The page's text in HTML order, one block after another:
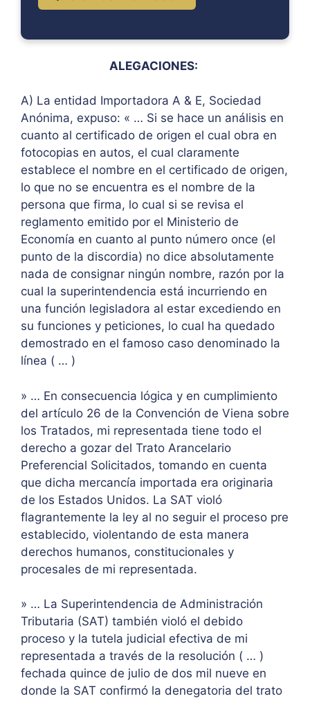
ALEGACIONES:
A) La entidad Importadora A & E, Sociedad
Anónima, expuso: « … Si se hace un análisis en
cuanto al certificado de origen el cual obra en
fotocopias en autos, el cual claramente
establece el nombre en el certificado de origen,
lo que no se encuentra es el nombre de la
persona que firma, lo cual si se revisa el
reglamento emitido por el Ministerio de
Economía en cuanto al punto número once (el
punto de la discordia) no dice absolutamente
nada de consignar ningún nombre, razón por la
cual la superintendencia está incurriendo en
una función legisladora al estar excediendo en
su funciones y peticiones, lo cual ha quedado
demostrado en el famoso caso denominado la
línea ( … )
» … En consecuencia lógica y en cumplimiento
del artículo 26 de la Convención de Viena sobre
los Tratados, mi representada tiene todo el
derecho a gozar del Trato Arancelario
Preferencial Solicitados, tomando en cuenta
que dicha mercancía importada era originaria
de los Estados Unidos. La SAT violó
flagrantemente la ley al no seguir el proceso pre
establecido, violentando de esta manera
derechos humanos, constitucionales y
procesales de mi representada.
» … La Superintendencia de Administración
Tributaria (SAT) también violó el debido
proceso y la tutela judicial efectiva de mi
representada a través de la resolución ( … )
fechada quince de julio de dos mil nueve en
donde la SAT confirmó la denegatoria del trato